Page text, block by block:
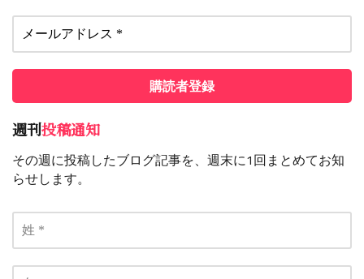
週刊投稿通知
その週に投稿したブログ記事を、週末に1回まとめてお知
らせします。